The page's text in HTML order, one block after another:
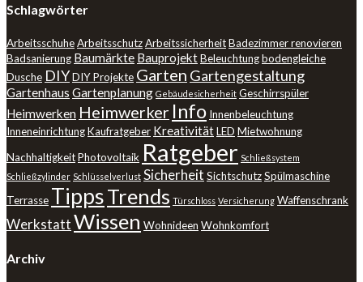
Schlagwörter
ArbeitsschuheArbeitsschutzArbeitssicherheitBadezimmer renovieren
Badsanierung Baumärkte BauprojektBeleuchtungbodengleiche
Dusche DIYDIY Projekte Garten Gartengestaltung
Gartenhaus Gartenplanung Gebäudesicherheit Geschirrspüler
Heimwerken Heimwerker Info Innenbeleuchtung
InneneinrichtungKaufratgeber KreativitätLED Mietwohnung
NachhaltigkeitPhotovoltaik Ratgeber Schließsystem
Schließzylinder Schlüsselverlust Sicherheit SichtschutzSpülmaschine
Terrasse TippsTrends Türschloss Versicherung Waffenschrank
WerkstattWissen Wohnideen Wohnkomfort
Archiv